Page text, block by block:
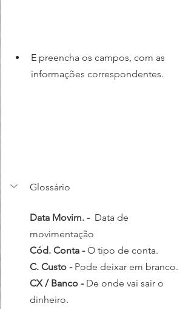
E preencha os campos, com as
informações correspondentes.
Glossário
Data Movim. - Data de
movimentação
Cód. Conta - O tipo de conta.
C. Custo - Pode deixar em branco.
CX / Banco - De onde vai sair o
dinheiro.